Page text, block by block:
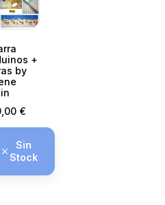
+
by
€
Sin
Stock